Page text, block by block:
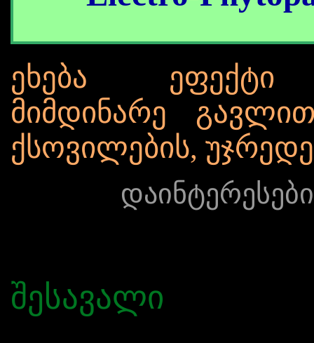
ეხება
მიმდინარე
ქსოვილების,
შესავალი